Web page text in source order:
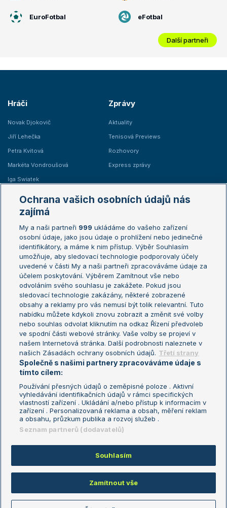
EuroFotbal eFotbal
Další partneři
Hráči
Novak Djokovič
Jiří Lehečka
Petra Kvitová
Markéta Vondroušová
Iga Swiatek
Zprávy
Aktuality
Tenisová Previews
Rozhovory
Express zprávy
Žebříčky
Žebříček ATP (muži)
Žebříček WTA (ženy)
Sázkařský žebříček
Australian Open
French Open
Wimbledon
US Open
Turnaj mistrů
Turnaj mistryň
Aktualní trendy
Fotbalové přestupy
Livesport Daily
LS Prague Open
Podmínky užití
Nastavení soukromí
GDPR a žurnalistika
Reklama
Kontakt
Informace o zpracování osobních
údajů
Copyright © 2008-2026 TenisPortal.cz. Využíváme zpravodajství ČTK.
Ochrana vašich osobních údajů nás
zajímá
My a naši partneři 999 ukládáme do vašeho zařízení
osobní údaje, jako jsou údaje o prohlížení nebo jedinečné
identifikátory, a máme k nim přístup. Výběr Souhlasím
umožňuje, aby sledovací technologie podporovaly účely
uvedené v části My a naši partneři zpracováváme údaje za
účelem poskytování. Výběrem Zamítnout vše nebo
odvoláním svého souhlasu je zakážete. Pokud jsou
sledovací technologie zakázány, některé zobrazené
obsahy a reklamy pro vás nemusí být tolik relevantní. Tuto
nabídku můžete kdykoli znovu zobrazit a změnit své volby
nebo souhlas odvolat kliknutím na odkaz Řízení předvoleb
ve spodní části webové stránky. Vaše volby se projeví v
našem Internetová stránka. Další podrobnosti naleznete v
našich Zásadách ochrany osobních údajů. Třetí strany
Společně s našimi partnery zpracováváme údaje s
tímto cílem:
Používání přesných údajů o zeměpisné poloze . Aktivní
vyhledávání identifikačních údajů v rámci specifických
vlastností zařízení . Ukládání a/nebo přístup k informacím v
zařízení . Personalizovaná reklama a obsah, měření reklam
a obsahu, průzkum publika a rozvoj služeb .
Seznam partnerů (dodavatelů)
Souhlasím
Zamítnout vše